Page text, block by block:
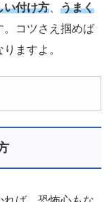
い付け方
うまく
。コツさえ掴めば
ますよ。